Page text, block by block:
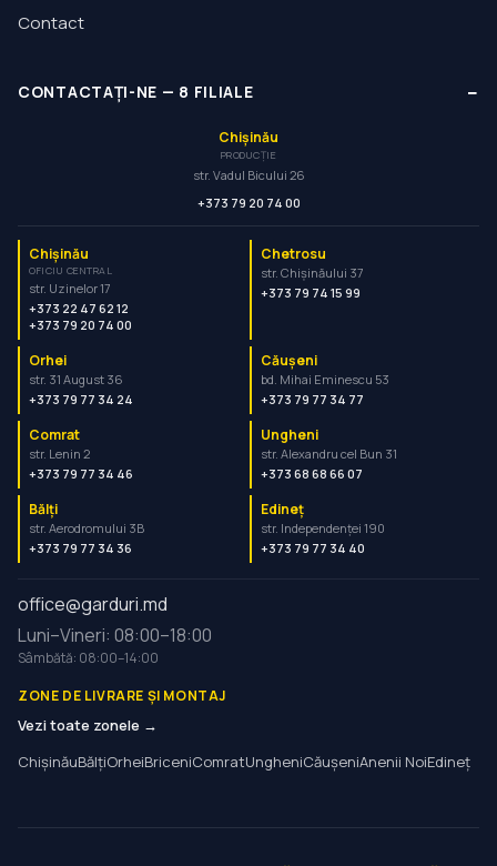
Contact
CONTACTAȚI-NE — 8 FILIALE −
Chișinău
PRODUCȚIE
str. Vadul Bicului 26
+373 79 20 74 00
Chișinău
OFICIU CENTRAL
str. Uzinelor 17
+373 22 47 62 12
+373 79 20 74 00
Chetrosu
str. Chișinăului 37
+373 79 74 15 99
Orhei
str. 31 August 36
+373 79 77 34 24
Căușeni
bd. Mihai Eminescu 53
+373 79 77 34 77
Comrat
str. Lenin 2
+373 79 77 34 46
Ungheni
str. Alexandru cel Bun 31
+373 68 68 66 07
Bălți
str. Aerodromului 3B
+373 79 77 34 36
Edineț
str. Independenței 190
+373 79 77 34 40
office@garduri.md
Luni–Vineri: 08:00–18:00
Sâmbătă: 08:00–14:00
ZONE DE LIVRARE ȘI MONTAJ
Vezi toate zonele →
ChișinăuBălțiOrheiBriceniComratUngheniCăușeniAnenii NoiEdineț